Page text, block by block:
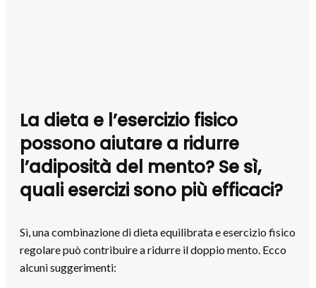
La dieta e l’esercizio fisico
possono aiutare a ridurre
l’adiposità del mento? Se sì,
quali esercizi sono più efficaci?
Sì, una combinazione di dieta equilibrata e esercizio fisico
regolare può contribuire a ridurre il doppio mento. Ecco
alcuni suggerimenti: